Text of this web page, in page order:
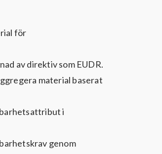
för
av direktiv som EUDR.
material baserat
i
genom